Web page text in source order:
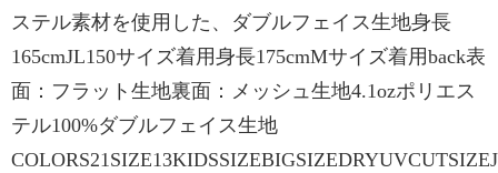
ステル素材を使用した、ダブルフェイス生地身長
165cmJL150サイズ着用身長175cmMサイズ着用back表
面：フラット生地裏面：メッシュ生地4.1ozポリエス
テル100%ダブルフェイス生地